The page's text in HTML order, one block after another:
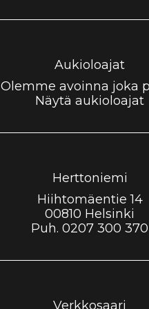
s
a
g
r
a
m
c
b
o
k
i
d
v
i
o
r
Aukioloajat
Olemme avoinna joka
Näytä aukioloajat
Herttoniemi
Hiihtomäentie 14
00810 Helsinki
Puh. 0207 300 370
Verkkosaari